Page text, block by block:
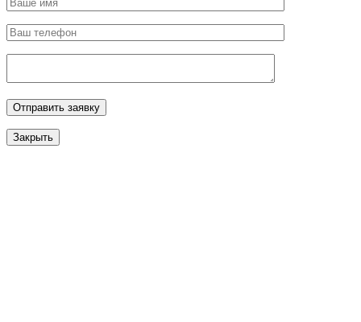
Закрыть